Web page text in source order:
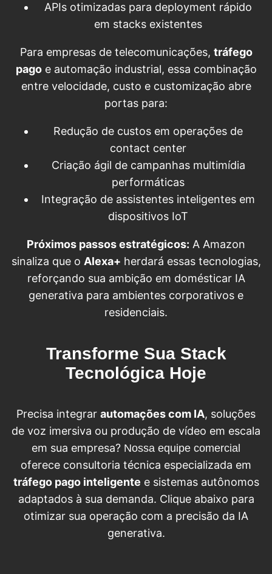
APIs otimizadas para deployment rápido
em stacks existentes
Para empresas de telecomunicações, tráfego
pagoe automação industrial, essa combinação
entre velocidade, custo e customização abre
portas para:
Redução de custos em operações de
contact center
Criação ágil de campanhas multimídia
performáticas
Integração de assistentes inteligentes em
dispositivos IoT
Próximos passos estratégicos: A Amazon
sinaliza que o Alexa+ herdará essas tecnologias,
reforçando sua ambição em domésticar IA
generativa para ambientes corporativos e
residenciais.
Transforme Sua Stack
Tecnológica Hoje
Precisa integrar automações com IA, soluções
de voz imersiva ou produção de vídeo em escala
em sua empresa? Nossa equipe comercial
oferece consultoria técnica especializada em
tráfego pago inteligente e sistemas autônomos
adaptados à sua demanda. Clique abaixo para
otimizar sua operação com a precisão da IA
generativa.